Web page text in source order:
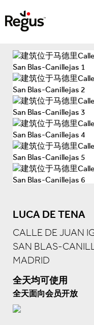
LUCA DE TENA
CALLE DE JUAN
SAN BLAS-
MADRID
全天均可使用
全天面向会员开放